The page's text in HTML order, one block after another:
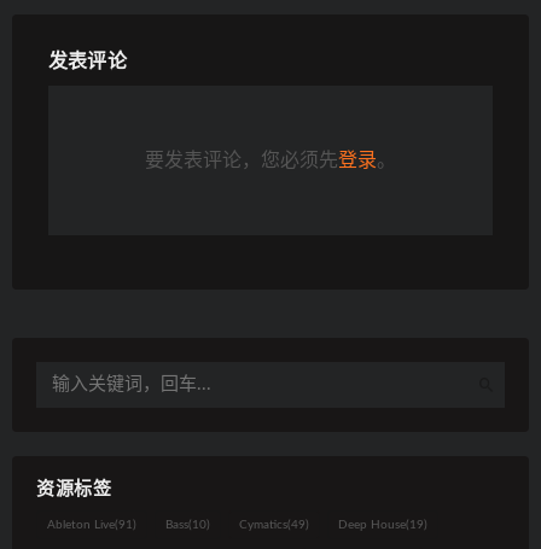
发表评论
要发表评论，您必须先登录。
资源标签
Ableton Live(91) Bass(10) Cymatics(49) Deep House(19)